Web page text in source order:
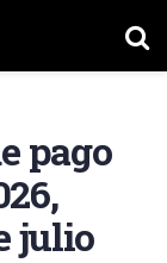
pago
julio